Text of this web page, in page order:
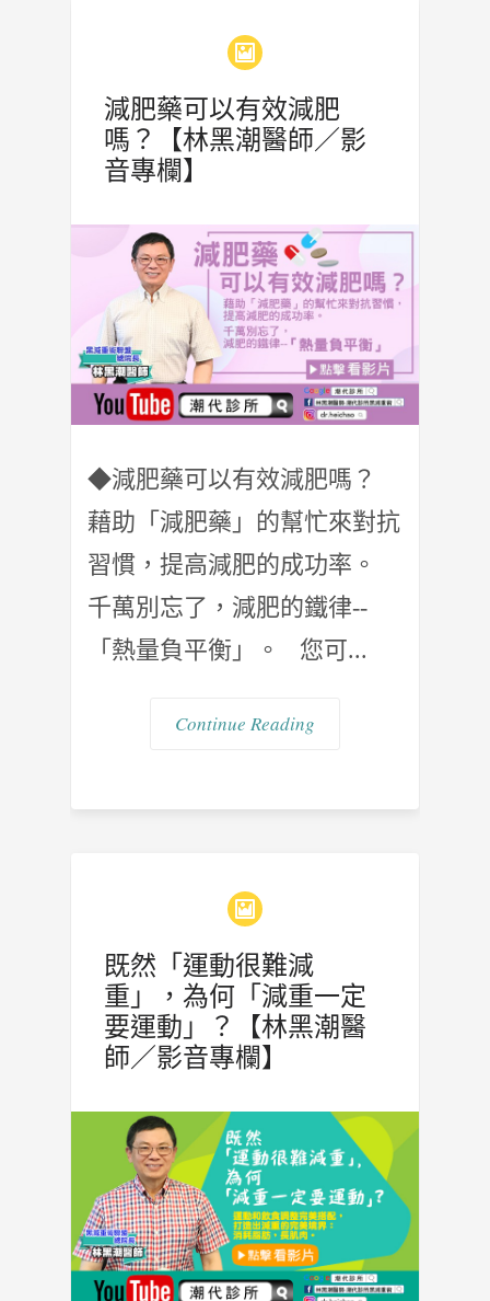
減肥藥可以有效減肥
嗎？【林黑潮醫師／影
音專欄】
◆減肥藥可以有效減肥嗎？
藉助「減肥藥」的幫忙來對抗
習慣，提高減肥的成功率。
千萬別忘了，減肥的鐵律--
「熱量負平衡」。 您可...
Continue Reading
既然「運動很難減
重」，為何「減重一定
要運動」？【林黑潮醫
師／影音專欄】